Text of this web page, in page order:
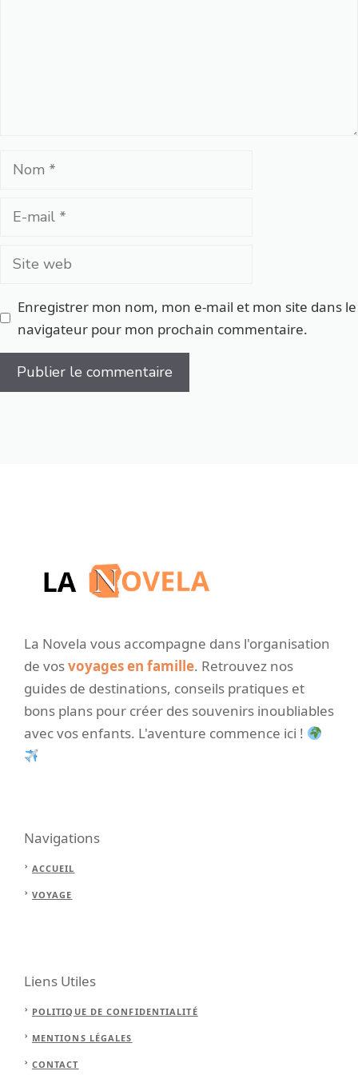
Nom
Site
Enregistrer mon nom, mon e-mail et mon site dans le
navigateur pour mon prochain commentaire.
La Novela vous accompagne dans l'organisation
de vosvoyages en famille. Retrouvez nos
guides de destinations, conseils pratiques et
bons plans pour créer des souvenirs inoubliables
avec vos enfants. L'aventure commence ici !
Navigations
ACCUEIL
VOYAGE
Liens Utiles
POLITIQUE DE CONFIDENTIALITÉ
MENTIONS LÉGALES
CONTACT